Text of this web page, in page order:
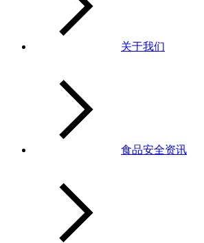
关于我们
食品安全资讯